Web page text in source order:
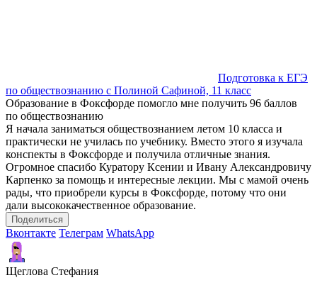
Подготовка к ЕГЭ
по обществознанию с Полиной Сафиной, 11 класс
Образование в Фоксфорде помогло мне получить 96 баллов
по обществознанию
Я начала заниматься обществознанием летом 10 класса и
практически не училась по учебнику. Вместо этого я изучала
конспекты в Фоксфорде и получила отличные знания.
Огромное спасибо Куратору Ксении и Ивану Александровичу
Карпенко за помощь и интересные лекции. Мы с мамой очень
рады, что приобрели курсы в Фоксфорде, потому что они
дали высококачественное образование.
Поделиться
Вконтакте Телеграм WhatsApp
Щеглова Стефания